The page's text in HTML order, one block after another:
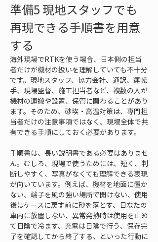
準備5 現地スタッフでも
再現できる手順書を用意
する
海外現場でRTKを使う場合、日本側の担当
者だけが機材の扱いを理解していても不十分
です。現地スタッフ、協力会社、通訳、運転
手、現場監督、施工担当者など、複数の人が
機材の運搬や設置、保管に関わることがあり
ます。そのため、砂埃・高温対策は、専門担
当者だけの注意事項ではなく、現場全体で共
有できる手順にしておく必要があります。
手順書は、長い説明書である必要はありませ
ん。むしろ、現場で使うためには、短く、判
断しやすく、写真がなくても理解できる表現
が向いています。例えば、機材を地面に置か
ない、端子を風の強い場所で開けない、使用
後はケースに戻す前に砂を落とす、日なたの
車内に放置しない、異常発熱時は使用を止め
て日陰で冷ます、充電は日陰で行う、保存完
了を確認してから終了する、といった行動に